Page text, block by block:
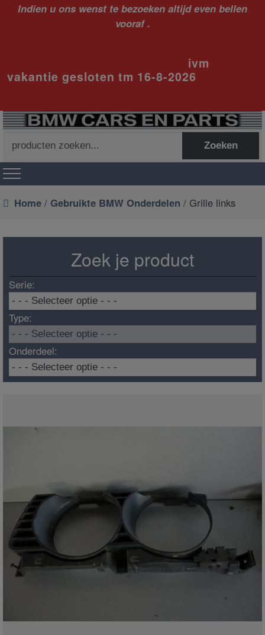
Indien u ons wenst te bezoeken altijd even bellen
vooraf .
ivm
vakantie gesloten tm 16-8-2026
naar:
Zoeken
Home / Gebruikte BMW Onderdelen / Grille links
Zoek je product
Serie:
Type:
Onderdeel: